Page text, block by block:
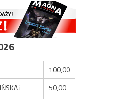
100,00
i
50,00